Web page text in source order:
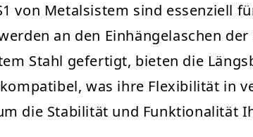
von Metalsistem sind essenziell
an den Einhängelaschen
Stahl gefertigt, bieten die
kompatibel, was ihre Flexibilität
die Stabilität und Funktionalität